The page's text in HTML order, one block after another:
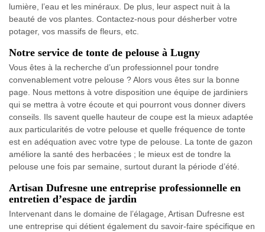
lumière, l’eau et les minéraux. De plus, leur aspect nuit à la
beauté de vos plantes. Contactez-nous pour désherber votre
potager, vos massifs de fleurs, etc.
Notre service de tonte de pelouse à Lugny
Vous êtes à la recherche d’un professionnel pour tondre
convenablement votre pelouse ? Alors vous êtes sur la bonne
page. Nous mettons à votre disposition une équipe de jardiniers
qui se mettra à votre écoute et qui pourront vous donner divers
conseils. Ils savent quelle hauteur de coupe est la mieux adaptée
aux particularités de votre pelouse et quelle fréquence de tonte
est en adéquation avec votre type de pelouse. La tonte de gazon
améliore la santé des herbacées ; le mieux est de tondre la
pelouse une fois par semaine, surtout durant la période d’été.
Artisan Dufresne une entreprise professionnelle en
entretien d’espace de jardin
Intervenant dans le domaine de l’élagage, Artisan Dufresne est
une entreprise qui détient également du savoir-faire spécifique en